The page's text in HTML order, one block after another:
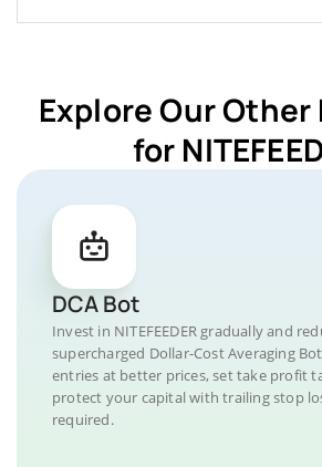
Explore Our
for
DCA Bot
Invest in NITEFEEDER gradually and
supercharged Dollar-Cost Averaging
entries at better prices, set take profit
protect your capital with trailing stop
required.